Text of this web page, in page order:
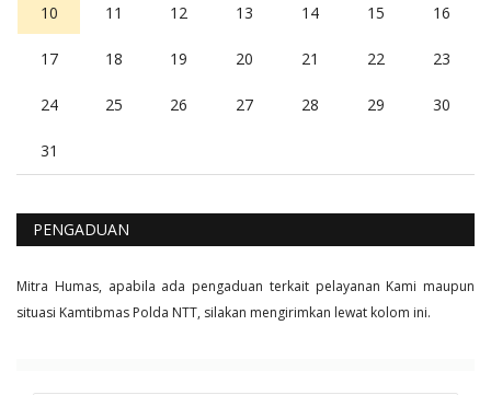
10 11 12 13 14 15 16
17 18 19 20 21 22 23
24 25 26 27 28 29 30
31
PENGADUAN
Mitra Humas, apabila ada pengaduan terkait pelayanan Kami maupun
situasi Kamtibmas Polda NTT, silakan mengirimkan lewat kolom ini.